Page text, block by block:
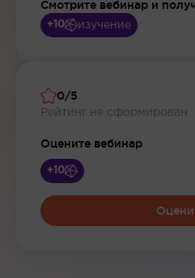
Смотрите вебинар и
+10 изучение
0/5
Рейтинг не сформирован
Оцените вебинар
+10